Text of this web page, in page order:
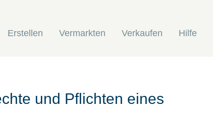
Erstellen Vermarkten Verkaufen Hilfe
und Pflichten eines